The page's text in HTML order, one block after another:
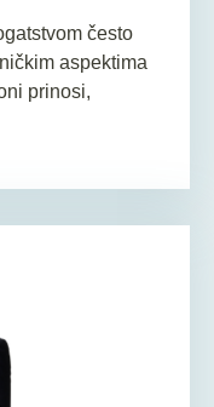
često
aspektima
prinosi,